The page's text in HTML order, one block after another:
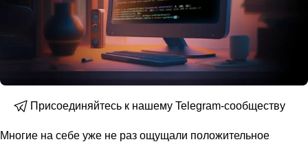
Присоединяйтесь к нашему Telegram-сообществу
Многие на себе уже не раз ощущали положительное